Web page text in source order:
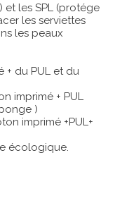
et les SPL (protége
les serviettes
les peaux
+ du PUL et du
imprimé + PUL
)
imprimé +PUL+
écologique.